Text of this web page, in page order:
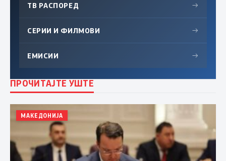
ТВ РАСПОРЕД →
СЕРИИ И ФИЛМОВИ →
ЕМИСИИ →
ПРОЧИТАЈТЕ УШТЕ
МАКЕДОНИЈА